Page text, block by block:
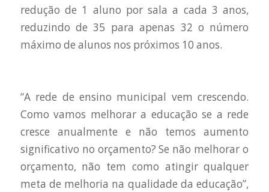
redução de 1 aluno por sala a cada 3 anos,
reduzindo de 35 para apenas 32 o número
máximo de alunos nos próximos 10 anos.
“A rede de ensino municipal vem crescendo.
Como vamos melhorar a educação se a rede
cresce anualmente e não temos aumento
significativo no orçamento? Se não melhorar o
orçamento, não tem como atingir qualquer
meta de melhoria na qualidade da educação”,